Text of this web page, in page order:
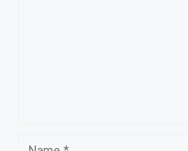
Name